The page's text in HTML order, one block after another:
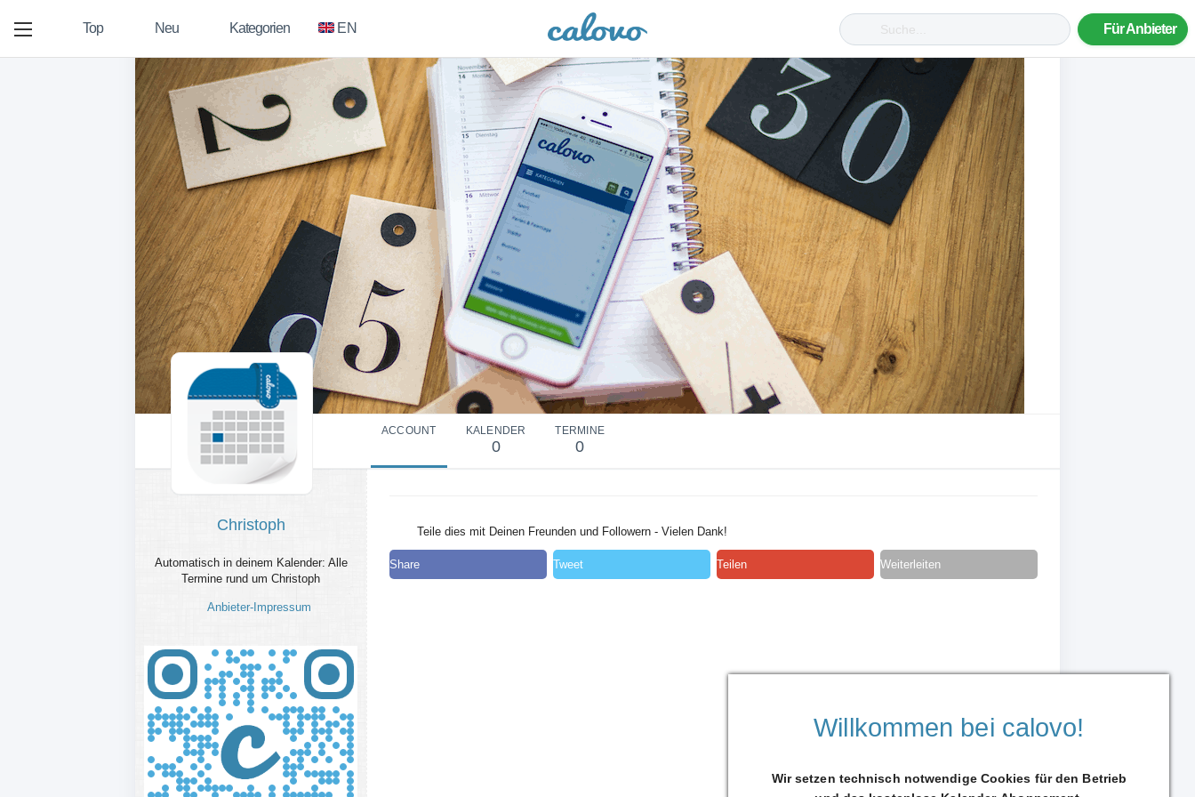
Top Neu Kategorien EN Für Anbieter
ACCOUNT KALENDER
0
TERMINE
0
Christoph
Automatisch in deinem Kalender: Alle
Termine rund um Christoph
Anbieter-Impressum
Teile dies mit Deinen Freunden und Followern - Vielen Dank!
Share Tweet Teilen Weiterleiten
Willkommen bei calovo!
Wir setzen technisch notwendige Cookies für den Betrieb